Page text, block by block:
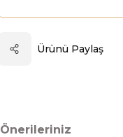
Ürünü Paylaş
Önerileriniz